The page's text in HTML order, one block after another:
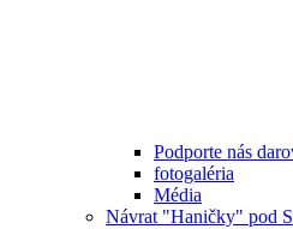
Podporte nás
fotogaléria
Média
Návrat "Haničky" pod